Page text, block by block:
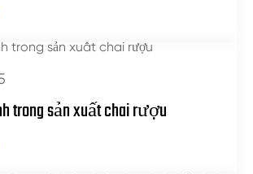
trong sản xuất chai rượu